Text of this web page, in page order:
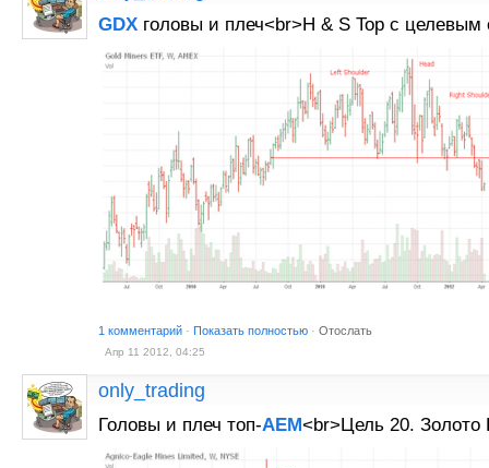
GDX головы и плеч<br>H & S Top с целевым
1 комментарий · Показать полностью · Отослать
Апр 11 2012, 04:25
only_trading
Головы и плеч топ-AEM<br>Цель 20. Золото